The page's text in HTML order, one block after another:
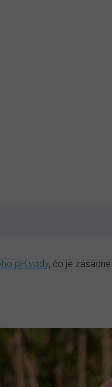
pH vody, čo je